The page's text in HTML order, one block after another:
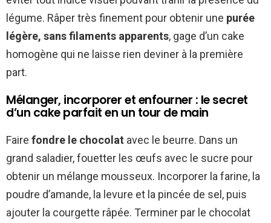
légume. Râper très finement pour obtenir une purée
légère, sans filaments apparents, gage d’un cake
homogène qui ne laisse rien deviner à la première
part.
Mélanger, incorporer et enfourner : le secret
d’un cake parfait en un tour de main
Faire fondre le chocolat avec le beurre. Dans un
grand saladier, fouetter les œufs avec le sucre pour
obtenir un mélange mousseux. Incorporer la farine, la
poudre d’amande, la levure et la pincée de sel, puis
ajouter la courgette râpée. Terminer par le chocolat